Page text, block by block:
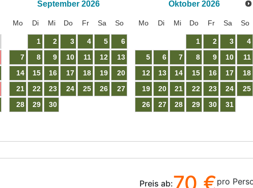
September 2026
Mo Di Mi Do Fr Sa So
1 2 3 4 5
6
7
8 9 10 11 12
13
14
15 16 17 18 19
20
21
22 23 24 25 26
27
28
29 30
Oktober 2026
Mo Di Mi Do Fr Sa So
1 2 3
4
5
6 7 8 9 10
11
12
13 14 15 16 17
18
19
20 21 22 23 24
25
26
27 28 29 30 31
Preis ab: pro